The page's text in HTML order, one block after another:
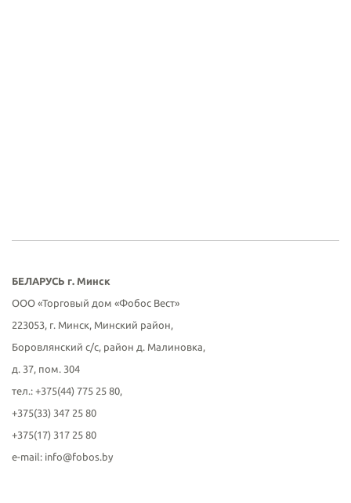
БЕЛАРУСЬ г. Минск
ООО «Торговый дом «Фобос Вест»
223053, г. Минск, Минский район,
Боровлянский с/с, район д. Малиновка,
д. 37, пом. 304
тел.: +375(44) 775 25 80,
+375(33) 347 25 80
+375(17) 317 25 80
е-mail: info@fobos.by